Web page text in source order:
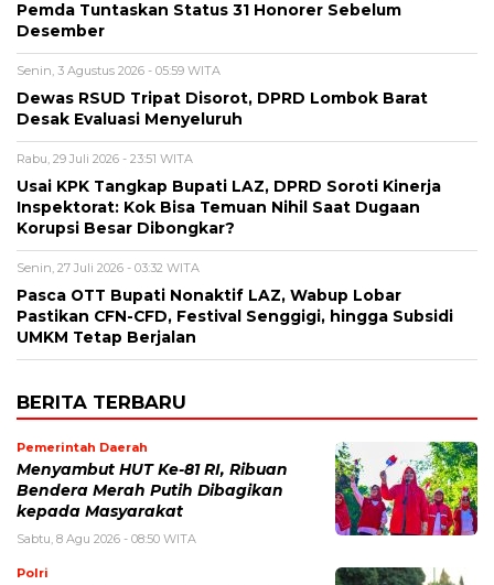
Pemda Tuntaskan Status 31 Honorer Sebelum
Desember
Senin, 3 Agustus 2026 - 05:59 WITA
Dewas RSUD Tripat Disorot, DPRD Lombok Barat
Desak Evaluasi Menyeluruh
Rabu, 29 Juli 2026 - 23:51 WITA
Usai KPK Tangkap Bupati LAZ, DPRD Soroti Kinerja
Inspektorat: Kok Bisa Temuan Nihil Saat Dugaan
Korupsi Besar Dibongkar?
Senin, 27 Juli 2026 - 03:32 WITA
Pasca OTT Bupati Nonaktif LAZ, Wabup Lobar
Pastikan CFN-CFD, Festival Senggigi, hingga Subsidi
UMKM Tetap Berjalan
BERITA TERBARU
Pemerintah Daerah
Menyambut HUT Ke-81 RI, Ribuan
Bendera Merah Putih Dibagikan
kepada Masyarakat
Sabtu, 8 Agu 2026 - 08:50 WITA
Polri